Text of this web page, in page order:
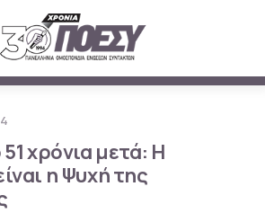
χρόνια μετά: Η
η Ψυχή της